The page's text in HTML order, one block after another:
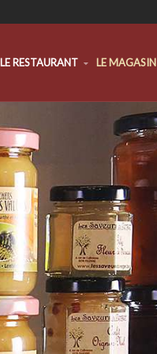
LE RESTAURANT LE MAGASIN